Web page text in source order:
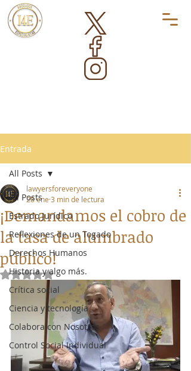
Entrada
All Posts
Estrado Jurídico
Reflexiones de un Togado
Derechos Humanos
Historia y algo más.
Crítica social
Ciencia y tecnología
Colabora con Nosotros
Control Social Individual
All Posts
¡Demandamos el cobro de
la tasa de alumbrado
público!
lawyersforeveryone
28 ene 3 min de lectura
Obtuvo NaN de 5 estrellas.